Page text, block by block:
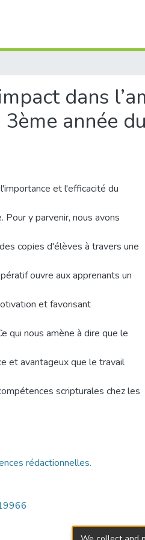
dans
année
et l'efficacité du
y parvenir, nous avons
copies d'élèves à travers une
ouvre aux apprenants un
et favorisant
qui nous amène à dire que le
et avantageux que le travail
scripturales chez les
rédactionnelles.